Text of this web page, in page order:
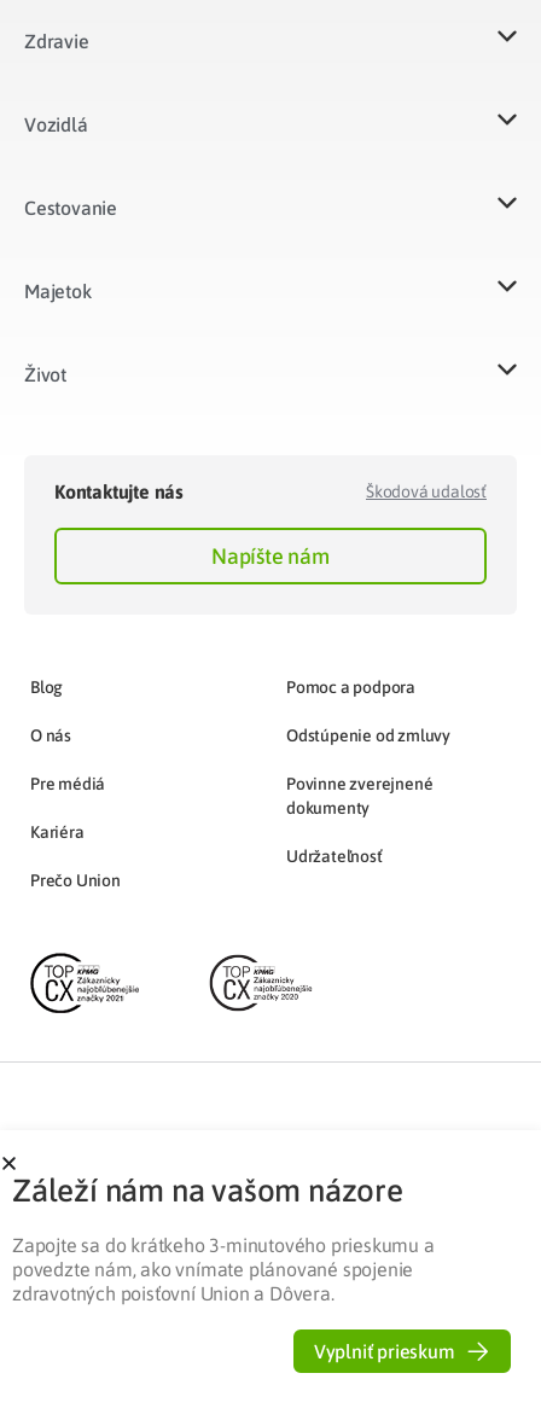
Zdravie
Vozidlá​
Cestovanie
Majetok​
Život​
Kontaktujte nás Škodová udalosť
Napíšte nám
Blog
O nás
Pre médiá
Kariéra
Prečo Union
Pomoc a podpora
Odstúpenie od zmluvy
Povinne zverejnené
dokumenty
Udržateľnosť
Partnerská zóna Ochrana osobných údajov
Záleží nám na vašom názore
Zapojte sa do krátkeho 3-minutového prieskumu a
povedzte nám, ako vnímate plánované spojenie
zdravotných poisťovní Union a Dôvera.
Vyplniť prieskum